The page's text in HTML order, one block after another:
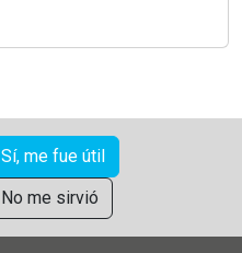
Sí, me fue útil
No me sirvió